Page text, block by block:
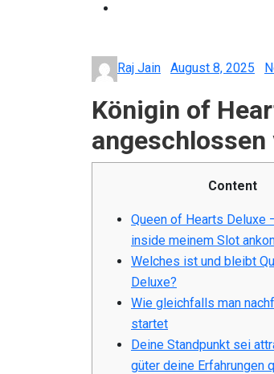
Raj Jain
Posted
August 8, 2025
Königin of
Content
Queen of Hearts Deluxe
inside meinem Slot
Welches ist und bleibt
Deluxe?
Wie gleichfalls man
startet
Deine Standpunkt sei
güter deine Erfahrungen